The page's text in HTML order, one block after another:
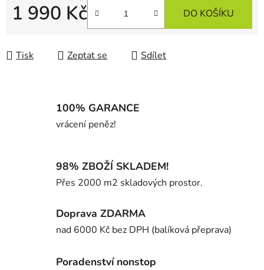
1 990 Kč DO KOŠÍKU
Tisk Zeptat se Sdílet
100% GARANCE
vrácení peněz!
98% ZBOŽÍ SKLADEM!
Přes 2000 m2 skladových prostor.
Doprava ZDARMA
nad 6000 Kč bez DPH (balíková přeprava)
Poradenství nonstop